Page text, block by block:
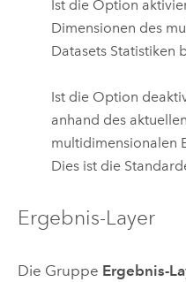
Ist die Option
Dimensionen des
Datasets Statistiken
Ist die Option
anhand des
multidimensionalen
Dies ist die
Ergebnis-Layer
Die Gruppe Ergebnis-